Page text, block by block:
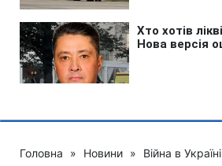
Головна » Новини » Війна в Україні